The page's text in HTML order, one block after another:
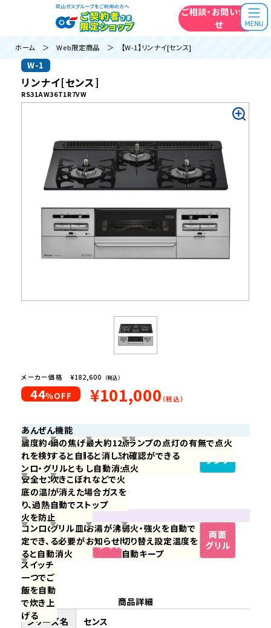
ご相談・お問い合わ
せ
ホーム ＞Web限定商品 ＞ 【W-1】リンナイ[センス]
W-1
リンナイ[センス]
RS31AW36T1R7VW
メーカー価格 ¥182,600 （税込）
44％OFF ¥101,000 （税込）
あんぜん機能
一定時間
を経過す
ると消し
忘れと判
断しグリ
ルを自動
消火
震度約4以上の揺
れを検知するとコ
ンロ・グリルとも
自動消火
鍋の焦げ付きを感知
すると自動消火
最大約120分経過す
ると消し忘れと判断
し自動消火
点火時の炎のあふ
れを抑え中火位置で
点火
ランプの点灯の有無で点火
確認ができる
誤操作や
いたずら
などによ
る点火を
防止
安全センサーが鍋
底の温度を見守
り、過熱による発
火を防止
吹きこぼれなどで火
が消えた場合ガスを
自動でストップ
べんり機能
グリルの
時間が設
定でき、
時間にな
ると自動
消火
コンロの時間が設
定でき、時間にな
ると自動消火
グリル皿に水を入れ
る必要がない
お湯が沸いたら音で
お知らせし自動消火
弱火・強火を自動で
切り替え設定温度を
自動キープ
スイッチ
一つでご
飯を自動
で炊き上
げる
商品詳細
シリーズ名
センス